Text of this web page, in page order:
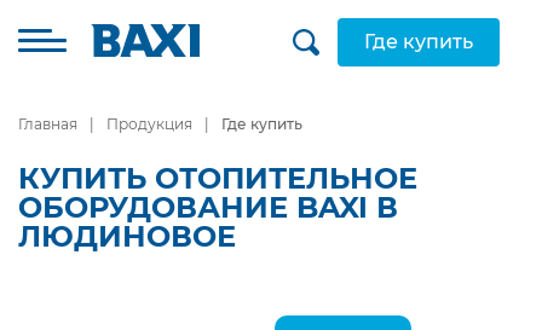
Где купить
Главная Продукция Где купить
КУПИТЬ ОТОПИТЕЛЬНОЕ
ОБОРУДОВАНИЕ BAXI В
ЛЮДИНОВОЕ